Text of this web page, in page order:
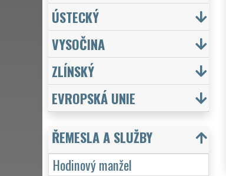
ÚSTECKÝ
VYSOČINA
ZLÍNSKÝ
EVROPSKÁ UNIE
ŘEMESLA A SLUŽBY
Hodinový manžel